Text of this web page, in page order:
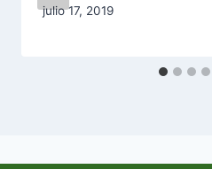
julio 17, 2019